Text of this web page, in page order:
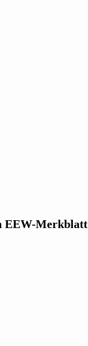
EEW-Merkblatt